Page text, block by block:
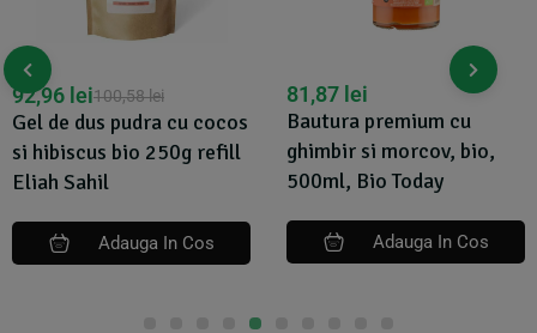
Bautura premium cu
ghimbir si morcov, bio,
500ml, Bio Today
81,87lei
Adauga In Cos
Balsam pentru intarirea
parului, 200ml, Isha
68,59lei